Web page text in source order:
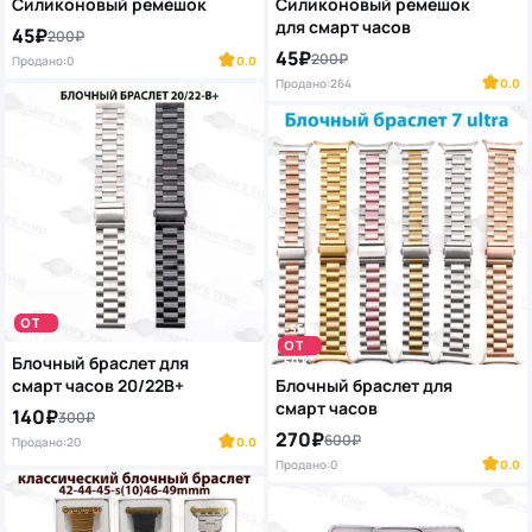
45₽200₽
0.0
Продано:0
для смарт часов
45₽200₽
0.0
Продано:264
ОТ
Блочный браслет для
смарт часов 20/22B+
140₽300₽
0.0
Продано:20
-55%
ОТ
50 K
Блочный браслет для
смарт часов
270₽600₽
0.0
Продано:0